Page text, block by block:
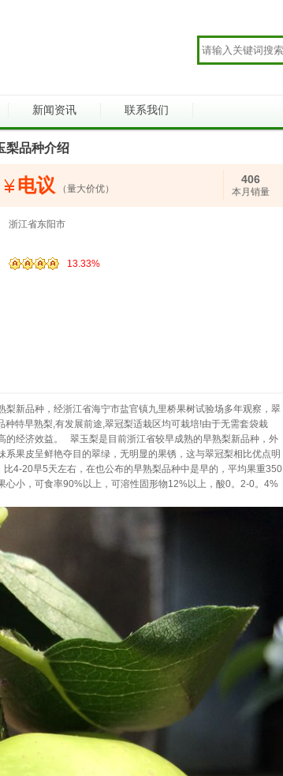
新闻资讯 联系我们
梨品种介绍
电议 （量大价优）
406
本月销量
浙江省东阳市
13.33%
新品种，经浙江省海宁市盐官镇九里桥果树试验场多年观察，翠
特早熟梨,有发展前途,翠冠梨适栽区均可栽培!由于无需套袋栽
的经济效益。 翠玉梨是目前浙江省较早成熟的早熟梨新品种，外
果皮呈鲜艳夺目的翠绿，无明显的果锈，这与翠冠梨相比优点明
4-20早5天左右，在也公布的早熟梨品种中是早的，平均果重350
心小，可食率90%以上，可溶性固形物12%以上，酸0。2-0。4%